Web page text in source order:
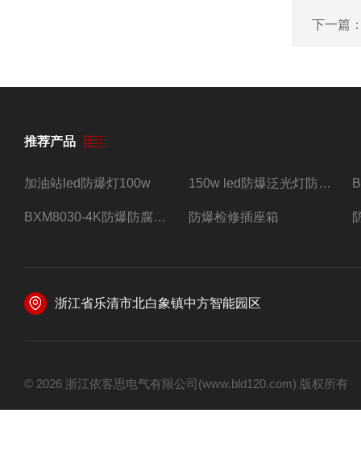
下一篇
推荐产品
加油站led防爆灯100w 150w led防爆泛光灯防水防尘防爆三防灯
BXM8030-4K防爆防腐照明配电箱四路带总开关 防爆检修插座箱
浙江省乐清市北白象镇中方智能园区
© 2026 浙江依客思电气有限公司(www.bld120.com) 版权所有